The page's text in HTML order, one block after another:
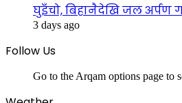
घुइँचो, बिहानैदेखि जल अर्पण
3 days ago
Follow Us
Go to the Arqam options page to